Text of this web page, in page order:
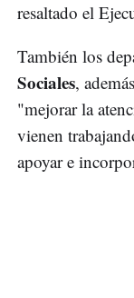
resaltado el
También los
Sociales,
"mejorar la
vienen
apoyar e